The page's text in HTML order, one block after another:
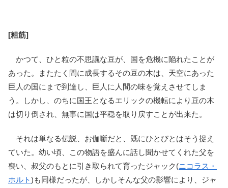
[粗筋]
かつて、ひと粒の不思議な豆が、国を危機に陥れたことが
あった。またたく間に成長するその豆の木は、天空にあった
巨人の国にまで到達し、巨人に人間の味を覚えさせてしま
う。しかし、のちに国王となるエリックの機転により豆の木
は切り倒され、無事に国は平穏を取り戻すことが出来た。
それは単なる伝説、お伽噺だと、既にひとびとはそう捉え
ていた。幼い頃、この物語を盛んに話し聞かせてくれた父を
喪い、叔父のもとに引き取られて育ったジャック(ニコラス・
ホルト)も同様だったが、しかしそんな父の影響により、ジャ